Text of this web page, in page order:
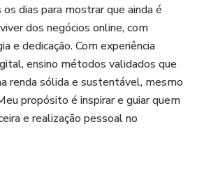
dias para mostrar que ainda é
dos negócios online, com
e dedicação. Com experiência
ensino métodos validados que
renda sólida e sustentável, mesmo
propósito é inspirar e guiar quem
e realização pessoal no